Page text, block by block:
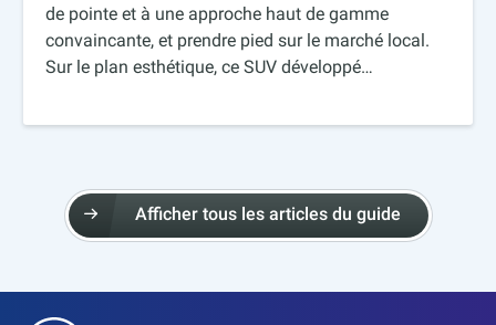
de pointe et à une approche haut de gamme
convaincante, et prendre pied sur le marché local.
Sur le plan esthétique, ce SUV développé…
Afficher tous les articles du guide